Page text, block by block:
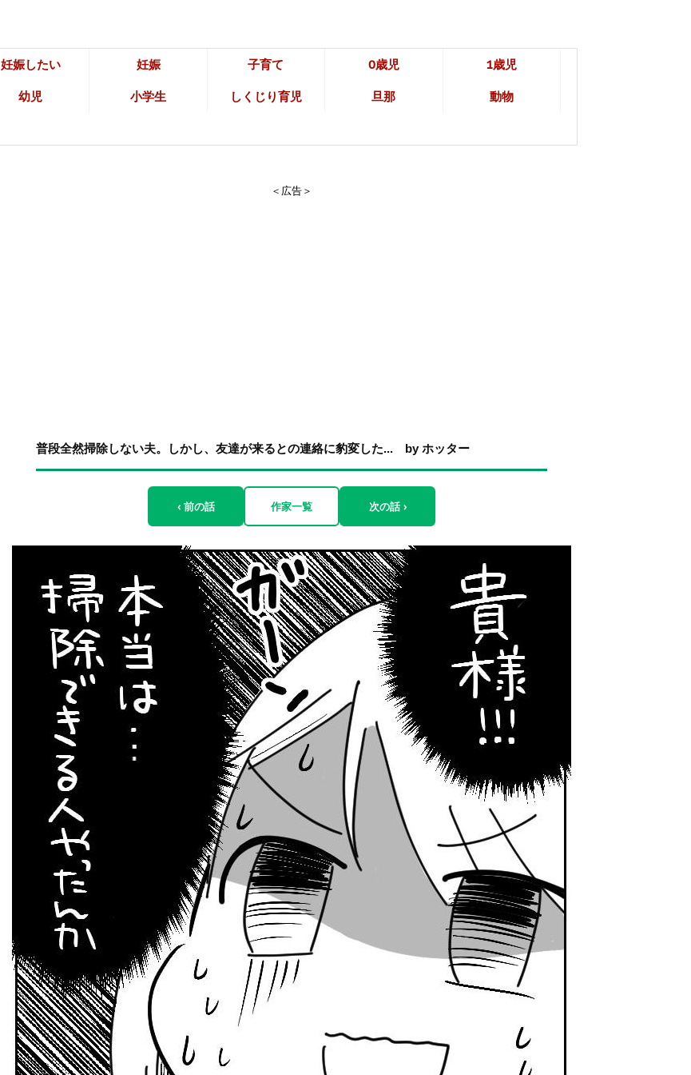
妊娠したい 妊娠 子育て 0歳児 1歳児
幼児 小学生 しくじり育児 旦那 動物
＜広告＞
普段全然掃除しない夫。しかし、友達が来るとの連絡に豹変した... by ホッター
‹ 前の話 作家一覧 次の話 ›